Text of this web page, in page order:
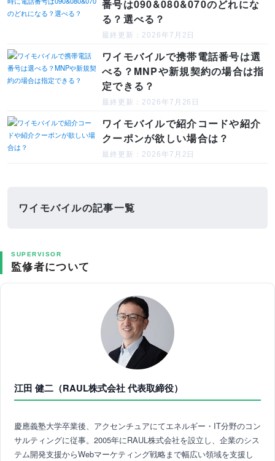
番号は090&080&070のどれにな
る？選べる？
最終更新：2026年7月2日
ワイモバイルで携帯電話番号は選
べる？MNPや新規契約の場合は指
定できる？
最終更新：2026年7月26日
ワイモバイルで紹介コードや紹介
クーポンが欲しい場合は？
最終更新：2026年7月2日
ワイモバイルの記事一覧
SUPERVISOR
監修者について
江田 健二（RAUL株式会社 代表取締役）
慶應義塾大学卒業後、アクセンチュアにてエネルギー・IT分野のコン
サルティングに従事。2005年にRAUL株式会社を設立し、企業のシス
テム開発支援からWebマーケティング戦略まで幅広い領域を支援し